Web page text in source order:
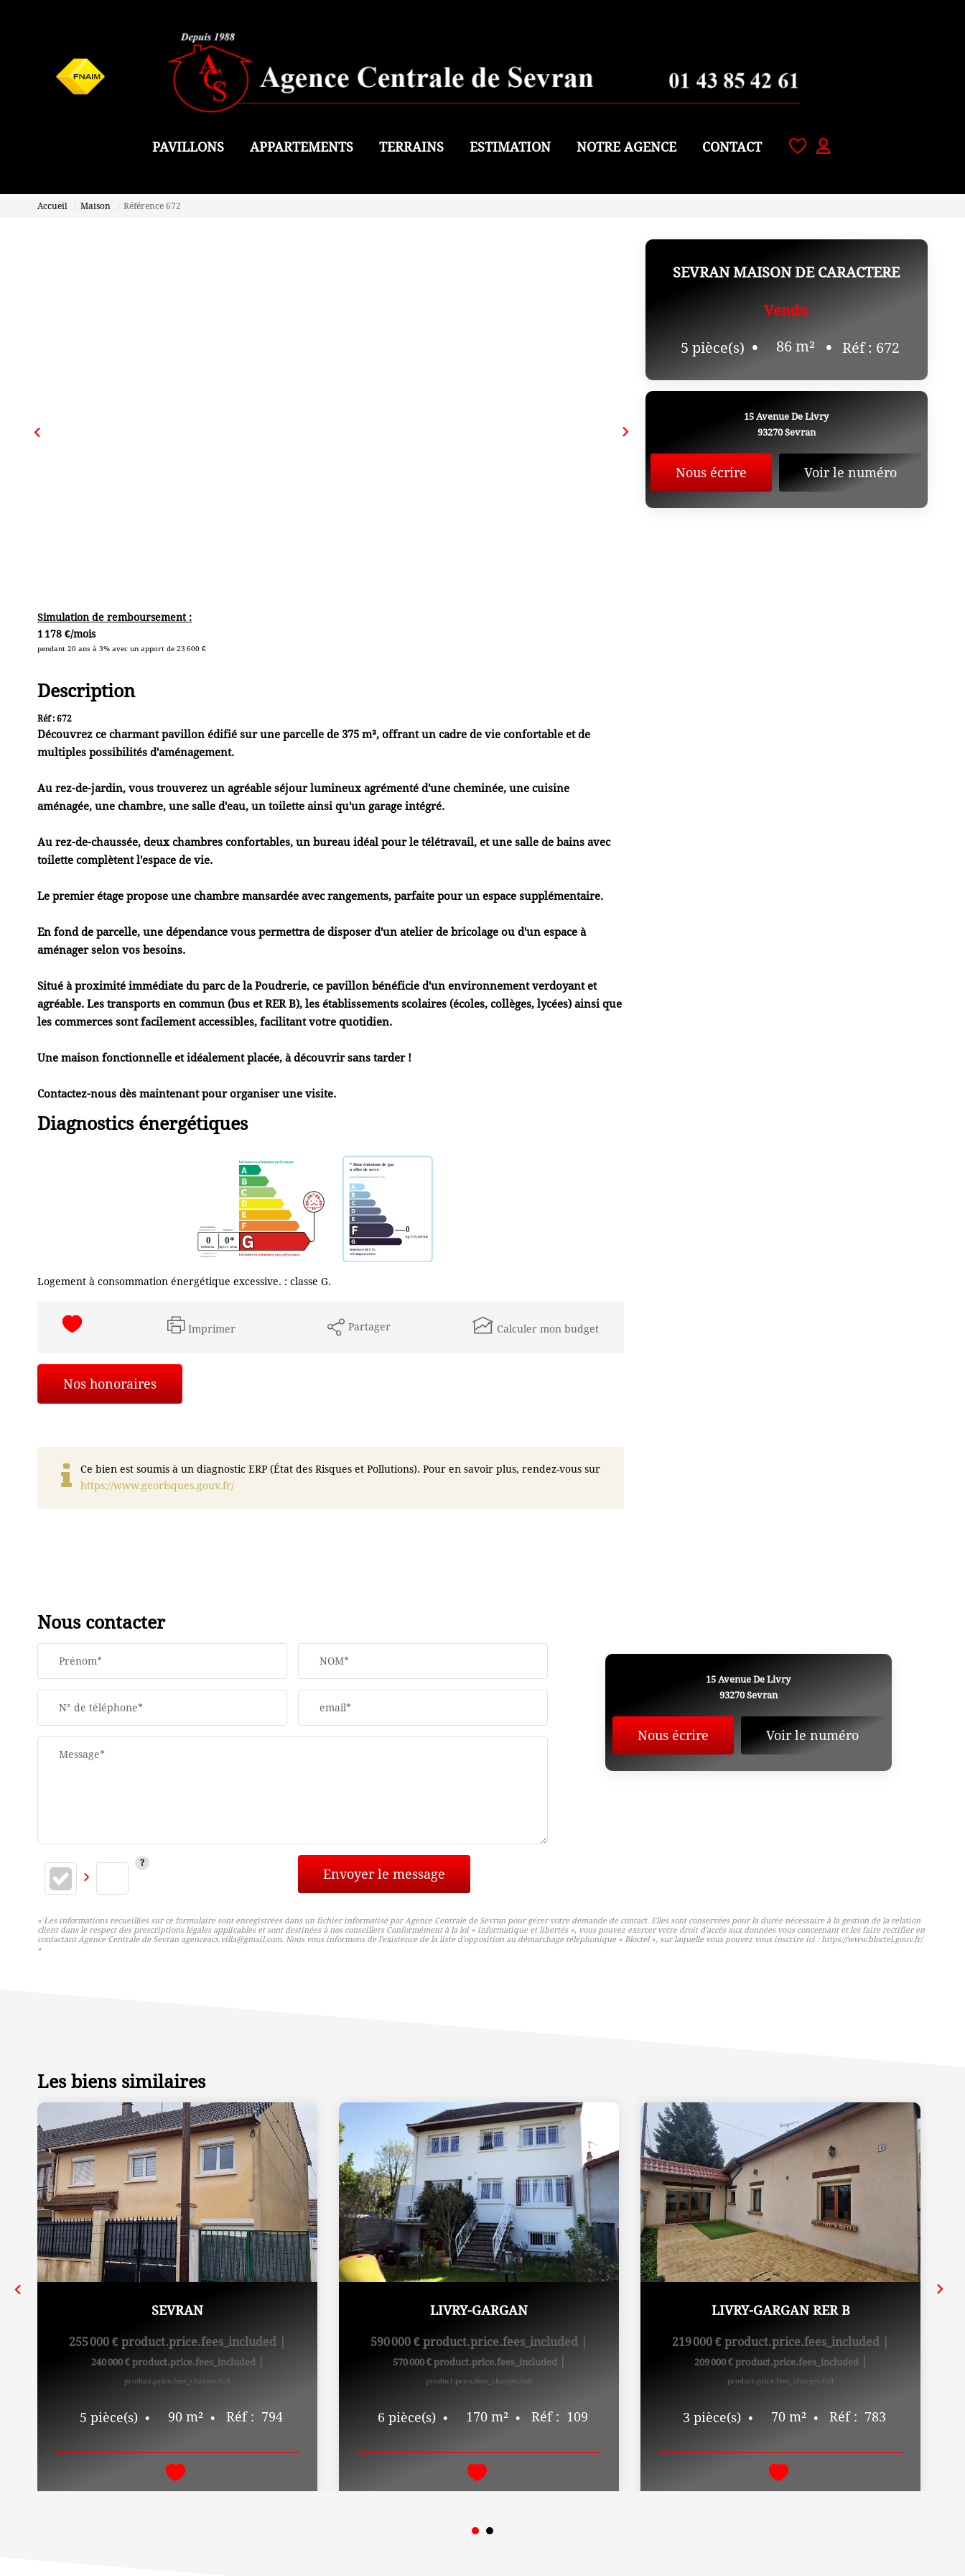
PAVILLONS APPARTEMENTS TERRAINS ESTIMATION NOTRE AGENCE CONTACT
Accueil Maison Référence 672
Simulation de remboursement :
1 178 €/mois
pendant 20 ans à 3% avec un apport de 23 600 €
Description
Réf : 672
Découvrez ce charmant pavillon édifié sur une parcelle de 375 m², offrant un cadre de vie confortable et de
multiples possibilités d'aménagement.
Au rez-de-jardin, vous trouverez un agréable séjour lumineux agrémenté d'une cheminée, une cuisine
aménagée, une chambre, une salle d'eau, un toilette ainsi qu'un garage intégré.
Au rez-de-chaussée, deux chambres confortables, un bureau idéal pour le télétravail, et une salle de bains avec
toilette complètent l'espace de vie.
Le premier étage propose une chambre mansardée avec rangements, parfaite pour un espace supplémentaire.
En fond de parcelle, une dépendance vous permettra de disposer d'un atelier de bricolage ou d'un espace à
aménager selon vos besoins.
Situé à proximité immédiate du parc de la Poudrerie, ce pavillon bénéficie d'un environnement verdoyant et
agréable. Les transports en commun (bus et RER B), les établissements scolaires (écoles, collèges, lycées) ainsi que
les commerces sont facilement accessibles, facilitant votre quotidien.
Une maison fonctionnelle et idéalement placée, à découvrir sans tarder !
Contactez-nous dès maintenant pour organiser une visite.
Diagnostics énergétiques
Logement à consommation énergétique excessive. : classe G.
Imprimer Partager Calculer mon budget
Nos honoraires
Ce bien est soumis à un diagnostic ERP (État des Risques et Pollutions). Pour en savoir plus, rendez-vous sur
https://www.georisques.gouv.fr/
SEVRAN MAISON DE CARACTERE
Vendu
5 pièce(s) 86 m² Réf : 672
15 Avenue De Livry
93270Sevran
Nous écrire Voir le numéro
Nous contacter
Prénom* NOM*
N° de téléphone* email*
Message*
Envoyer le message
15 Avenue De Livry
93270Sevran
Nous écrire Voir le numéro
« Les informations recueillies sur ce formulaire sont enregistrées dans un fichier informatisé par Agence Centrale de Sevran pour gérer votre demande de contact. Elles sont conservées pour la durée nécessaire à la gestion de la relation
client dans le respect des prescriptions légales applicables et sont destinées à nos conseillers Conformément à la loi « informatique et libertés », vous pouvez exercer votre droit d'accès aux données vous concernant et les faire rectifier en
contactant Agence Centrale de Sevran agenceacs.villa@gmail.com. Nous vous informons de l'existence de la liste d'opposition au démarchage téléphonique « Bloctel », sur laquelle vous pouvez vous inscrire ici :https://www.bloctel.gouv.fr/
»
Les biens similaires
SEVRAN
255 000 € product.price.fees_included
240 000 € product.price.fees_included
product.price.fees_charges.full
5 pièce(s) 90 m² Réf : 794
LIVRY-GARGAN
590 000 € product.price.fees_included
570 000 € product.price.fees_included
product.price.fees_charges.full
6 pièce(s) 170 m² Réf : 109
LIVRY-GARGAN RER B
219 000 € product.price.fees_included
209 000 € product.price.fees_included
product.price.fees_charges.full
3 pièce(s) 70 m² Réf : 783